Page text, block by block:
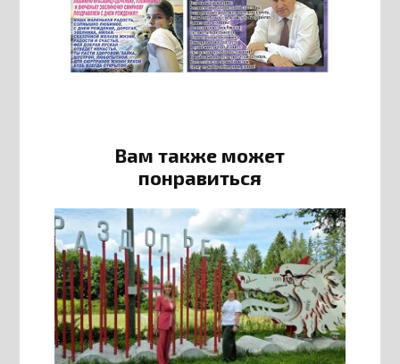
Вам также может
понравиться